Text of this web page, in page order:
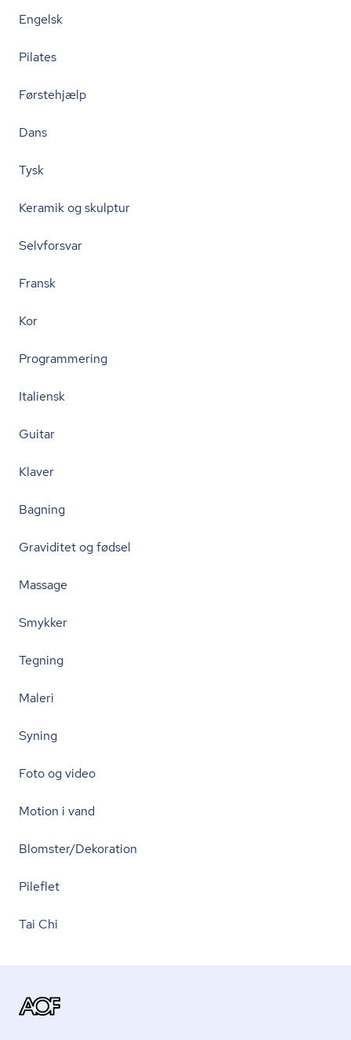
Engelsk
Pilates
Førstehjælp
Dans
Tysk
Keramik og skulptur
Selvforsvar
Fransk
Kor
Programmering
Italiensk
Guitar
Klaver
Bagning
Graviditet og fødsel
Massage
Smykker
Tegning
Maleri
Syning
Foto og video
Motion i vand
Blomster/Dekoration
Pileflet
Tai Chi